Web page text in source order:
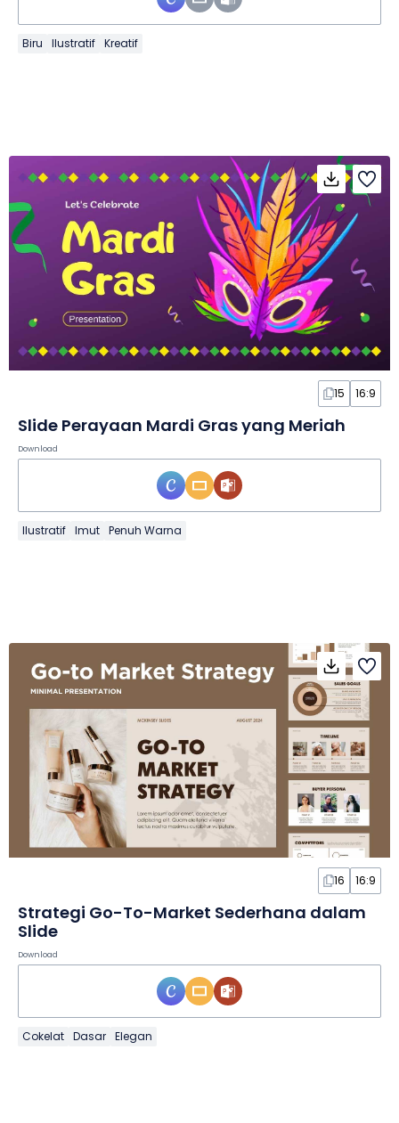
Biru Ilustratif Kreatif
15 16:9
Slide Perayaan Mardi Gras yang Meriah
Download
Ilustratif Imut Penuh Warna
16 16:9
Strategi Go-To-Market Sederhana dalam
Slide
Download
Cokelat Dasar Elegan